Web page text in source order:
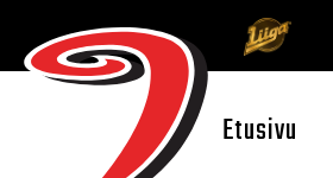
Etusivu